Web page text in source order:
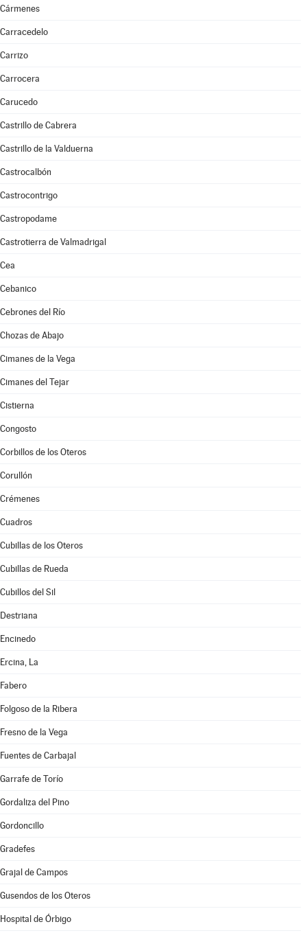
Cármenes
Carracedelo
Carrizo
Carrocera
Carucedo
Castrillo de Cabrera
Castrillo de la Valduerna
Castrocalbón
Castrocontrigo
Castropodame
Castrotierra de Valmadrigal
Cea
Cebanico
Cebrones del Río
Chozas de Abajo
Cimanes de la Vega
Cimanes del Tejar
Cistierna
Congosto
Corbillos de los Oteros
Corullón
Crémenes
Cuadros
Cubillas de los Oteros
Cubillas de Rueda
Cubillos del Sil
Destriana
Encinedo
Ercina, La
Fabero
Folgoso de la Ribera
Fresno de la Vega
Fuentes de Carbajal
Garrafe de Torío
Gordaliza del Pino
Gordoncillo
Gradefes
Grajal de Campos
Gusendos de los Oteros
Hospital de Órbigo